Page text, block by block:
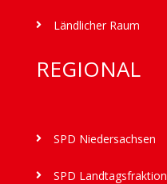
 Ländlicher Raum
REGIONAL
 SPD Niedersachsen
 SPD Landtagsfraktion